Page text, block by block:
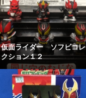
仮面ライダー ソフビコレ
クション１２